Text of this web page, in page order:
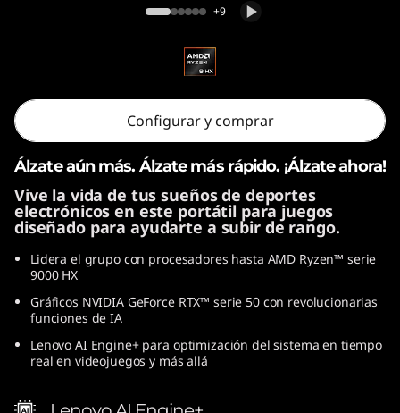
a
ó
6
+9
Configurar y comprar
Álzate aún más. Álzate más rápido. ¡Álzate ahora!
Vive la vida de tus sueños de deportes
electrónicos en este portátil para juegos
diseñado para ayudarte a subir de rango.
Lidera el grupo con procesadores hasta AMD Ryzen™ serie
9000 HX
Gráficos NVIDIA GeForce RTX™ serie 50 con revolucionarias
funciones de IA
Lenovo AI Engine+ para optimización del sistema en tiempo
real en videojuegos y más allá